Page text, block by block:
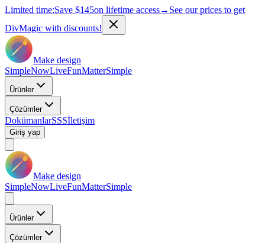
Limited time:Save $145on lifetime access→ See our prices to get
DivMagic with discounts!
Make design
SimpleNowLiveFunMatterSimple
Ürünler
Çözümler
DokümanlarSSSİletişim
Giriş yap
Make design
SimpleNowLiveFunMatterSimple
Ürünler
Çözümler